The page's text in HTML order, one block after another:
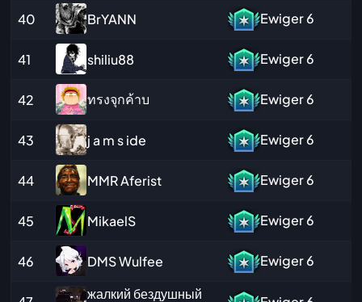
40 BrYANN Ewiger6
41 shiliu88 Ewiger6
42 ทรงจุกค้าบ Ewiger6
43 j a m s ide Ewiger6
44 MMR Aferist Ewiger6
45 MikaelS Ewiger6
46 DMS Wulfee Ewiger6
жалкий бездушный